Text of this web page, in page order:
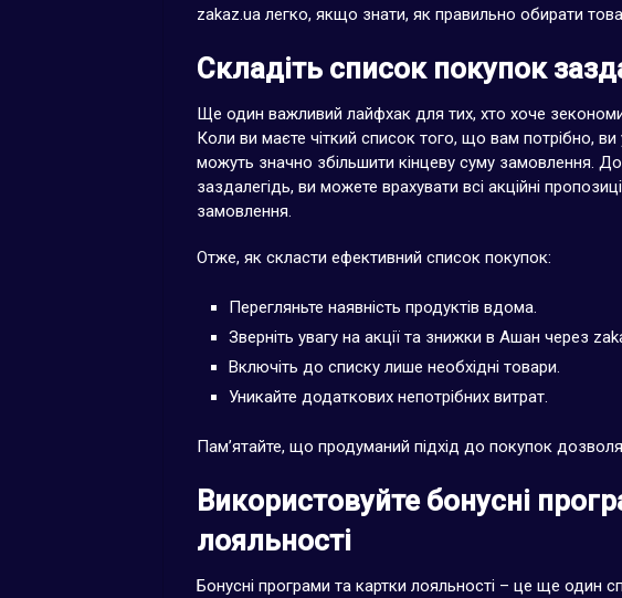
zakaz.ua легко, якщо знати, як правильно обирати
Складіть список покупок
Ще один важливий лайфхак для тих, хто хоче
Коли ви маєте чіткий список того, що вам потрібно, ви
можуть значно збільшити кінцеву суму замовлення.
заздалегідь, ви можете врахувати всі акційні
замовлення.
Отже, як скласти ефективний список покупок:
Перегляньте наявність продуктів вдома.
Зверніть увагу на акції та знижки в Ашан через
Включіть до списку лише необхідні товари.
Уникайте додаткових непотрібних витрат.
Пам’ятайте, що продуманий підхід до покупок
Використовуйте бонусні
лояльності
Бонусні програми та картки лояльності – це ще один